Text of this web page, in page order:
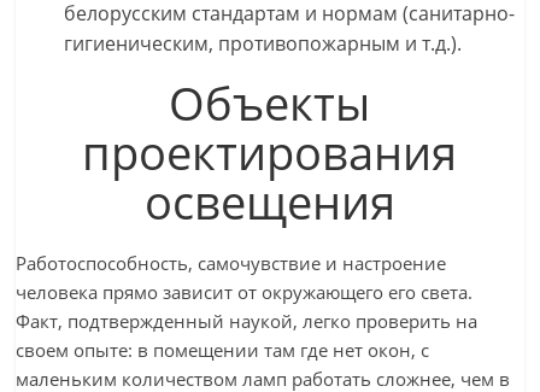
белорусским стандартам и нормам (санитарно-
гигиеническим, противопожарным и т.д.).
Объекты
проектирования
освещения
Работоспособность, самочувствие и настроение
человека прямо зависит от окружающего его света.
Факт, подтвержденный наукой, легко проверить на
своем опыте: в помещении там где нет окон, с
маленьким количеством ламп работать сложнее, чем в